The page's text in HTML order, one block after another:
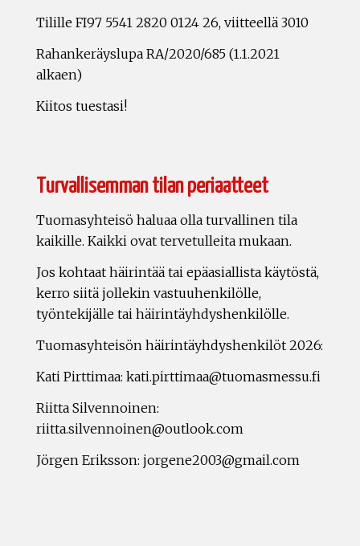
Tilille FI97 5541 2820 0124 26, viitteellä 3010
Rahankeräyslupa RA/2020/685 (1.1.2021
alkaen)
Kiitos tuestasi!
Turvallisemman tilan periaatteet
Tuomasyhteisö haluaa olla turvallinen tila
kaikille. Kaikki ovat tervetulleita mukaan.
Jos kohtaat häirintää tai epäasiallista käytöstä,
kerro siitä jollekin vastuuhenkilölle,
työntekijälle tai häirintäyhdyshenkilölle.
Tuomasyhteisön häirintäyhdyshenkilöt 2026:
Kati Pirttimaa: kati.pirttimaa@tuomasmessu.fi
Riitta Silvennoinen:
riitta.silvennoinen@outlook.com
Jörgen Eriksson: jorgene2003@gmail.com